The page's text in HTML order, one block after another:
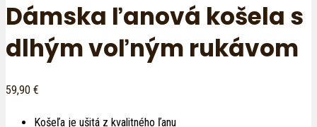
Dámska ľanová košela s
dlhým voľným rukávom
59,90 €
Košeľa je ušitá z kvalitného ľanu